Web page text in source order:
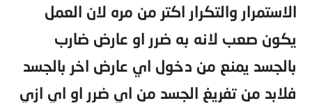
الاستمرار والتكرار اكتر من مره لان العمل
يكون صعب لانه به ضرر او عارض ضارب
بالجسد يمنع من دخول اي عارض اخر بالجسد
فلابد من تفريغ الجسد من اي ضرر او اي ازي